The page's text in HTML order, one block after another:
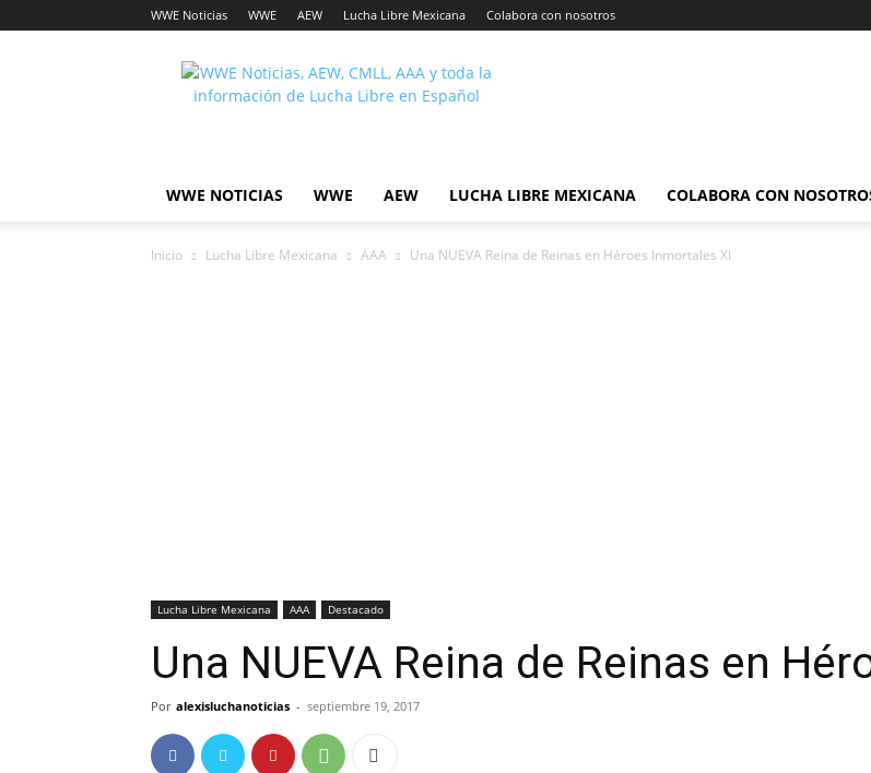
WWE Noticias WWE AEW Lucha Libre Mexicana Colabora con nosotros
Lucha
Noticias
WWE NOTICIAS WWE AEW LUCHA LIBRE MEXICANA COLABORA CON
Inicio Lucha Libre Mexicana AAA Una NUEVA Reina de Reinas en Héroes Inmortales XI
Lucha Libre Mexicana AAA Destacado
Una NUEVA Reina de Reinas en
Por alexisluchanoticias - septiembre 19, 2017